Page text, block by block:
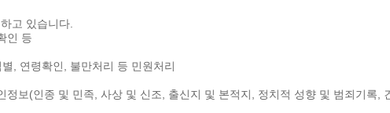
고 있습니다.
인 등
, 연령확인, 불만처리 등 민원처리
보(인종 및 민족, 사상 및 신조, 출신지 및 본적지, 정치적 성향 및 범죄기록,